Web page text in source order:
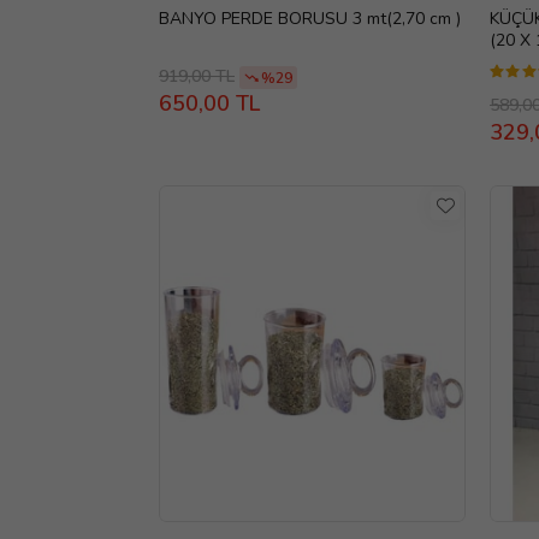
BANYO PERDE BORUSU 3 mt(2,70 cm )
919,00 TL %29
650,00 TL
(20 X